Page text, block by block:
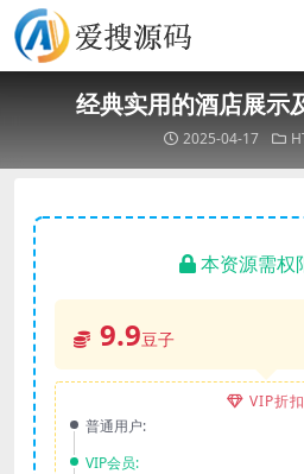
经典实用的酒店展示
2025-04-17
本资源需权
9.9豆子
VIP折扣
普通用户:
VIP会员: